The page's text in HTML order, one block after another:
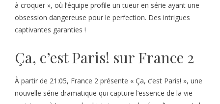
à croquer », où l’équipe profile un tueur en série ayant une
obsession dangereuse pour le perfection. Des intrigues
captivantes garanties !
Ça, c’est Paris! sur France 2
À partir de 21:05, France 2 présente « Ça, c’est Paris! », une
nouvelle série dramatique qui capture l’essence de la vie